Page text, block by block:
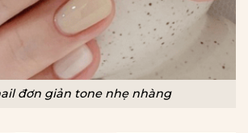
đơn giản tone nhẹ nhàng